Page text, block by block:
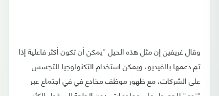
وقال غريفين إن مثل هذه الحيل "يمكن أن تكون أكثر فاعلية إذا
تم دعمها بالفيديو، ويمكن استخدام التكنولوجيا للتجسس
على الشركات، مع ظهور موظف مخادع في في اجتماع عبر